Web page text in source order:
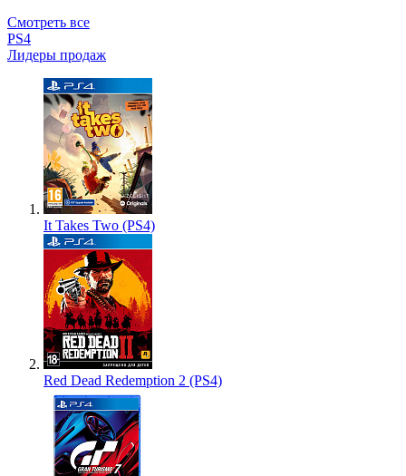
Смотреть все
PS4
Лидеры продаж
It Takes Two (PS4)
Red Dead Redemption 2 (PS4)